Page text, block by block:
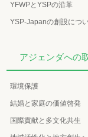
YFWPとYSPの沿革
YSP-Japanの創設につ
アジェンダへの
環境保護
結婚と家庭の価値啓発
国際貢献と多文化共生